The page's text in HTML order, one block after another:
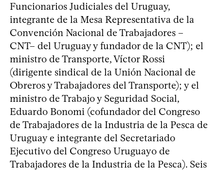
Funcionarios Judiciales del Uruguay,
integrante de la Mesa Representativa de la
Convención Nacional de Trabajadores –
CNT– del Uruguay y fundador de la CNT); el
ministro de Transporte, Víctor Rossi
(dirigente sindical de la Unión Nacional de
Obreros y Trabajadores del Transporte); y el
ministro de Trabajo y Seguridad Social,
Eduardo Bonomi (cofundador del Congreso
de Trabajadores de la Industria de la Pesca de
Uruguay e integrante del Secretariado
Ejecutivo del Congreso Uruguayo de
Trabajadores de la Industria de la Pesca). Seis